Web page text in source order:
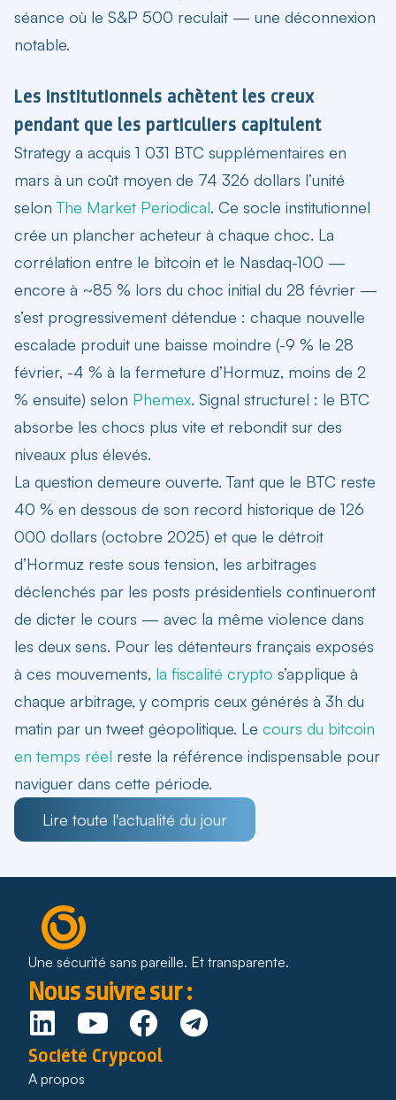
séance où le S&P 500 reculait — une déconnexion
notable.
Les institutionnels achètent les creux
pendant que les particuliers capitulent
Strategy a acquis 1 031 BTC supplémentaires en
mars à un coût moyen de 74 326 dollars l’unité
selonThe Market Periodical. Ce socle institutionnel
crée un plancher acheteur à chaque choc. La
corrélation entre le bitcoin et le Nasdaq-100 —
encore à ~85 % lors du choc initial du 28 février —
s’est progressivement détendue : chaque nouvelle
escalade produit une baisse moindre (-9 % le 28
février, -4 % à la fermeture d’Hormuz, moins de 2
% ensuite) selon Phemex. Signal structurel : le BTC
absorbe les chocs plus vite et rebondit sur des
niveaux plus élevés.
La question demeure ouverte. Tant que le BTC reste
40 % en dessous de son record historique de 126
000 dollars (octobre 2025) et que le détroit
d’Hormuz reste sous tension, les arbitrages
déclenchés par les posts présidentiels continueront
de dicter le cours — avec la même violence dans
les deux sens. Pour les détenteurs français exposés
à ces mouvements, la fiscalité crypto s’applique à
chaque arbitrage, y compris ceux générés à 3h du
matin par un tweet géopolitique. Le cours du bitcoin
en temps réel reste la référence indispensable pour
naviguer dans cette période.
Lire toute l'actualité du jour
Une sécurité sans pareille. Et transparente.
Nous suivre sur :
Société Crypcool
A propos